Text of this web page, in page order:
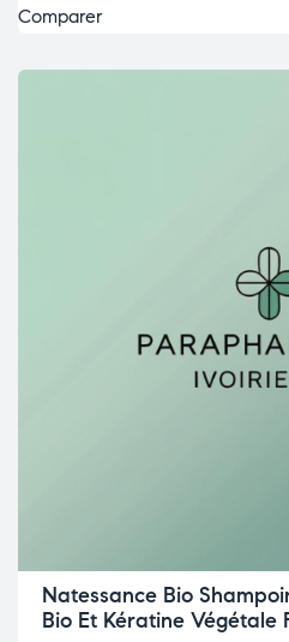
Comparer
Natessance Bio
Bio Et Kératine Végétale